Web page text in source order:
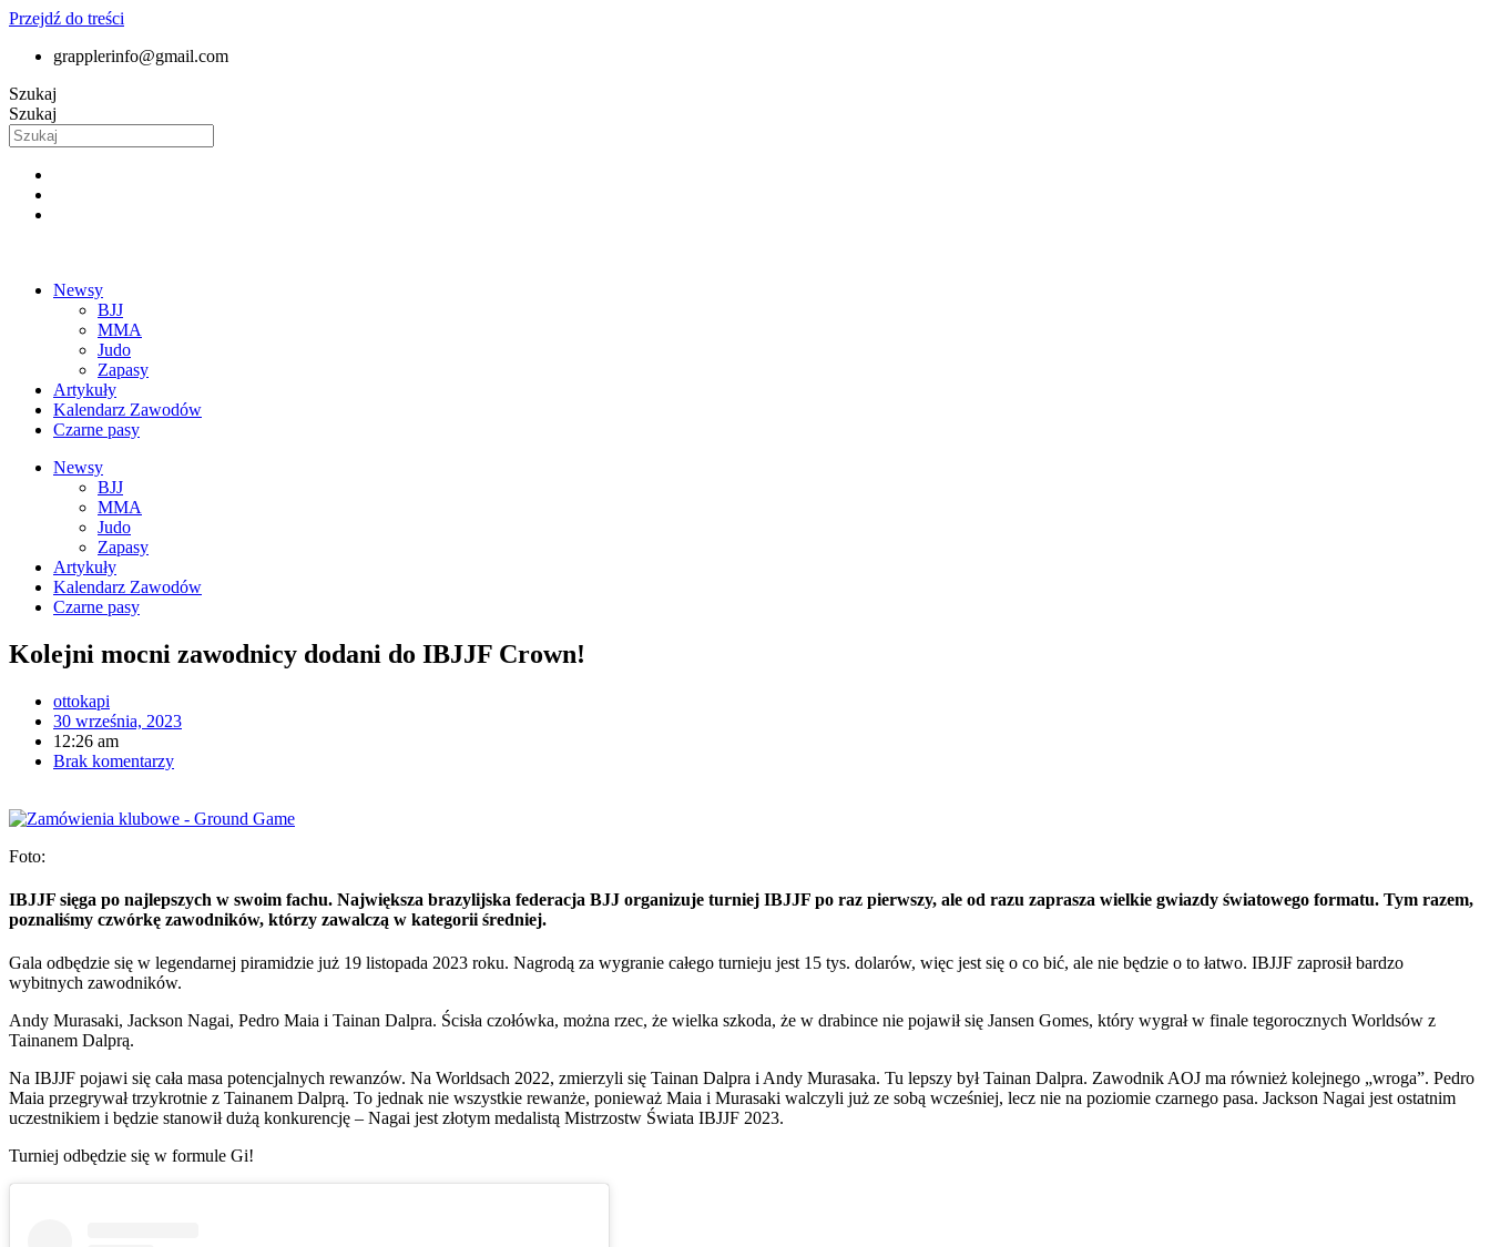
Przejdź do treści
grapplerinfo@gmail.com
Szukaj
Szukaj
Newsy
BJJ
MMA
Judo
Zapasy
Artykuły
Kalendarz Zawodów
Czarne pasy
Newsy
BJJ
MMA
Judo
Zapasy
Artykuły
Kalendarz Zawodów
Czarne pasy
Kolejni mocni zawodnicy dodani do IBJJF Crown!
ottokapi
30 września, 2023
12:26 am
Brak komentarzy
Foto:
IBJJF sięga po najlepszych w swoim fachu. Największa brazylijska federacja BJJ organizuje turniej IBJJF po raz pierwszy, ale od razu zaprasza wielkie gwiazdy światowego formatu. Tym razem,
poznaliśmy czwórkę zawodników, którzy zawalczą w kategorii średniej.
Gala odbędzie się w legendarnej piramidzie już 19 listopada 2023 roku. Nagrodą za wygranie całego turnieju jest 15 tys. dolarów, więc jest się o co bić, ale nie będzie o to łatwo. IBJJF zaprosił bardzo
wybitnych zawodników.
Andy Murasaki, Jackson Nagai, Pedro Maia i Tainan Dalpra. Ścisła czołówka, można rzec, że wielka szkoda, że w drabince nie pojawił się Jansen Gomes, który wygrał w finale tegorocznych Worldsów z
Tainanem Dalprą.
Na IBJJF pojawi się cała masa potencjalnych rewanzów. Na Worldsach 2022, zmierzyli się Tainan Dalpra i Andy Murasaka. Tu lepszy był Tainan Dalpra. Zawodnik AOJ ma również kolejnego „wroga”. Pedro
Maia przegrywał trzykrotnie z Tainanem Dalprą. To jednak nie wszystkie rewanże, ponieważ Maia i Murasaki walczyli już ze sobą wcześniej, lecz nie na poziomie czarnego pasa. Jackson Nagai jest ostatnim
uczestnikiem i będzie stanowił dużą konkurencję – Nagai jest złotym medalistą Mistrzostw Świata IBJJF 2023.
Turniej odbędzie się w formule Gi!